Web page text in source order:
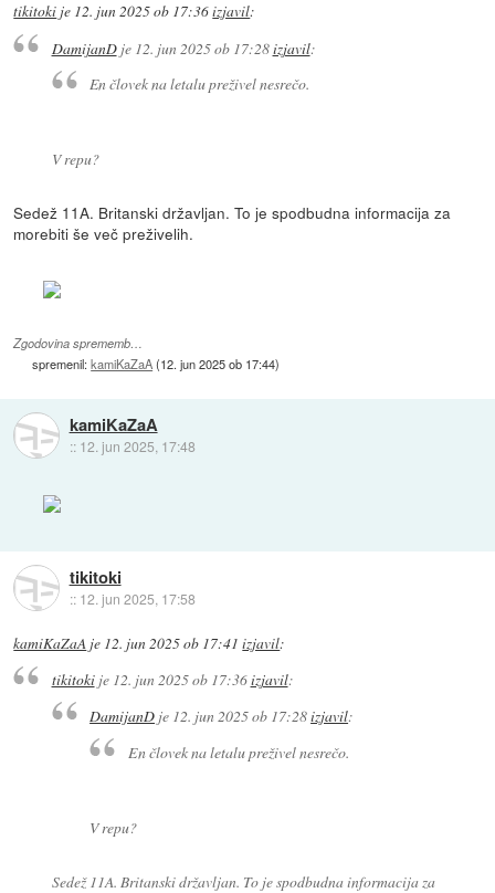
tikitoki je 12. jun 2025 ob 17:36izjavil:
DamijanDje 12. jun 2025 ob 17:28izjavil:
En človek na letalu preživel nesrečo.
V repu?
Sedež 11A. Britanski državljan. To je spodbudna informacija za
morebiti še več preživelih.
Zgodovina sprememb…
spremenil:kamiKaZaA(12. jun 2025 ob 17:44)
kamiKaZaA
:: 12. jun 2025, 17:48
tikitoki
:: 12. jun 2025, 17:58
kamiKaZaA je 12. jun 2025 ob 17:41 izjavil:
tikitokije 12. jun 2025 ob 17:36izjavil:
DamijanD je 12. jun 2025 ob 17:28izjavil:
En človek na letalu preživel nesrečo.
V repu?
Sedež 11A. Britanski državljan. To je spodbudna informacija za